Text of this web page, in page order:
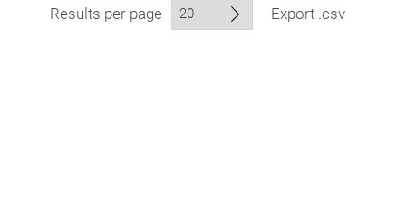
Results per page Export .csv